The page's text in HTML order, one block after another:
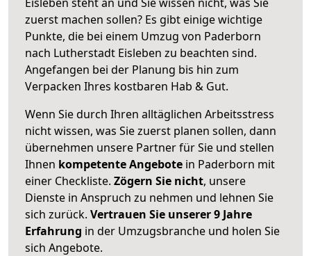
zuerst machen sollen? Es gibt einige wichtige
Punkte, die bei einem Umzug von Paderborn
nach Lutherstadt Eisleben zu beachten sind.
Angefangen bei der Planung bis hin zum
Verpacken Ihres kostbaren Hab & Gut.
Wenn Sie durch Ihren alltäglichen Arbeitsstress
nicht wissen, was Sie zuerst planen sollen, dann
übernehmen unsere Partner für Sie und stellen
Ihnen kompetente Angebote in Paderborn mit
einer Checkliste. Zögern Sie nicht, unsere
Dienste in Anspruch zu nehmen und lehnen Sie
sich zurück. Vertrauen Sie unserer 9 Jahre
Erfahrung in der Umzugsbranche und holen Sie
sich Angebote.